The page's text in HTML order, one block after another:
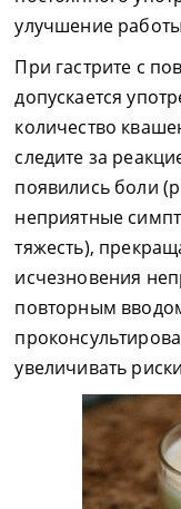
улучшение
При гастрите с
допускается
количество
следите за
появились боли
неприятные
тяжесть),
исчезновения
повторным
увеличивать